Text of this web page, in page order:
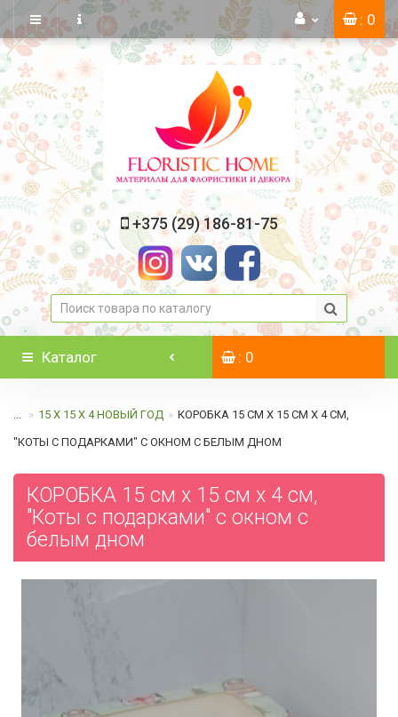
: 0
+375 (29) 186-81-75
Каталог : 0
... 15 Х 15 Х 4 НОВЫЙ ГОД КОРОБКА 15 СМ Х 15 СМ Х 4 СМ,
"КОТЫ С ПОДАРКАМИ" С ОКНОМ C БЕЛЫМ ДНОМ
КОРОБКА 15 см х 15 см х 4 см,
"Коты с подарками" с окном c
белым дном